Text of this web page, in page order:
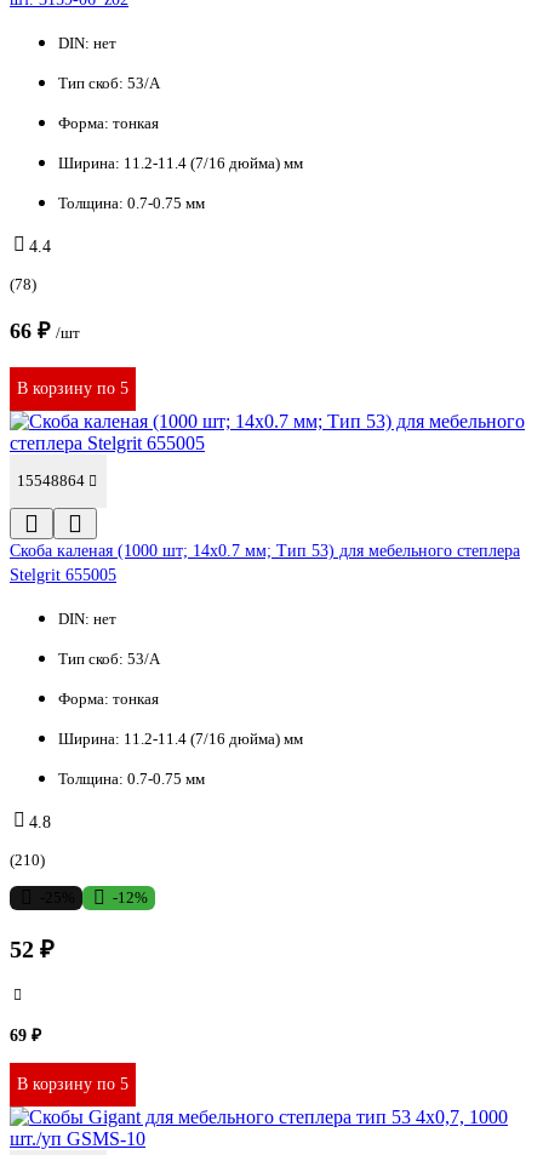
DIN: нет
Тип скоб: 53/A
Форма: тонкая
Ширина: 11.2-11.4 (7/16 дюйма) мм
Толщина: 0.7-0.75 мм
4.4
(78)
66 ₽ /шт
В корзину по 5
15548864
Cкоба каленая (1000 шт; 14x0.7 мм; Тип 53) для мебельного степлера
Stelgrit 655005
DIN: нет
Тип скоб: 53/A
Форма: тонкая
Ширина: 11.2-11.4 (7/16 дюйма) мм
Толщина: 0.7-0.75 мм
4.8
(210)
-12%
52 ₽
69 ₽
В корзину по 5